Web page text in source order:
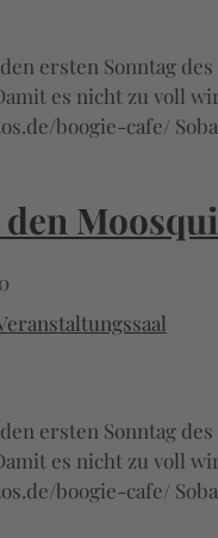
ersten Sonntag
es nicht zu voll
boogie-cafe/
ersten Sonntag
es nicht zu voll
boogie-cafe/